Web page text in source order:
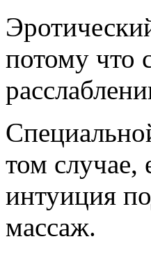
потому что
том случае,
интуиция
массаж.